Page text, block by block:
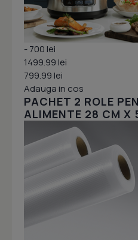
- 700 lei
1499.99 lei
799.99 lei
Adauga in cos
PACHET 2 ROLE
ALIMENTE 28 CM X